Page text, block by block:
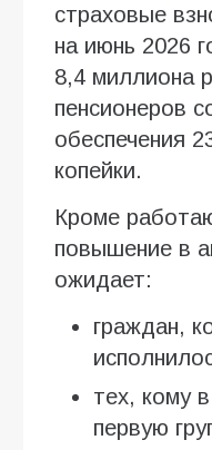
страховые
на июнь 2026
8,4 миллиона
пенсионеров
обеспечения
копейки.
Кроме
повышение в
ожидает:
граждан,
тех, кому
первую